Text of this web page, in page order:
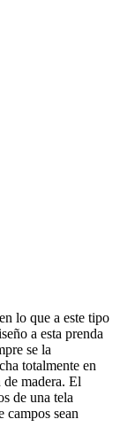
lo que a este tipo
a esta prenda
se la
totalmente en
madera. El
de una tela
campos sean